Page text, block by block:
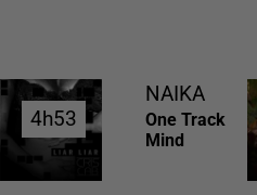
4h53
4h53
NAIKA
One Track
Mind